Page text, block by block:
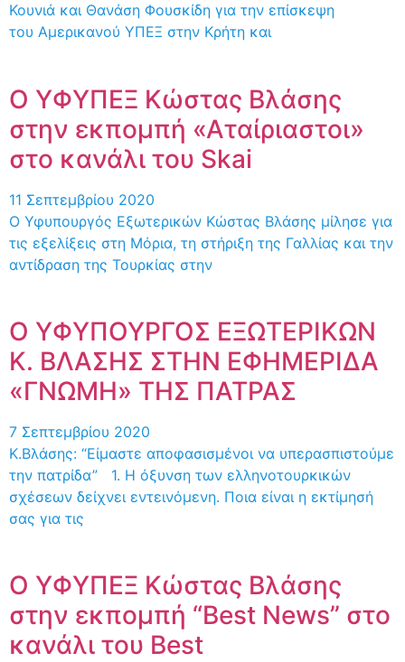
Κουνιά και Θανάση Φουσκίδη για την επίσκεψη
του Αμερικανού ΥΠΕΞ στην Κρήτη και
Ο ΥΦΥΠΕΞ Κώστας Βλάσης
στην εκπομπή «Αταίριαστοι»
στο κανάλι του Skai
11 Σεπτεμβρίου 2020
Ο Υφυπουργός Εξωτερικών Κώστας Βλάσης μίλησε για
τις εξελίξεις στη Μόρια, τη στήριξη της Γαλλίας και την
αντίδραση της Τουρκίας στην
Ο ΥΦΥΠΟΥΡΓΟΣ ΕΞΩΤΕΡΙΚΩΝ
Κ. ΒΛΑΣΗΣ ΣΤΗΝ ΕΦΗΜΕΡΙΔΑ
«ΓΝΩΜΗ» ΤΗΣ ΠΑΤΡΑΣ
7 Σεπτεμβρίου 2020
Κ.Βλάσης: “Είμαστε αποφασισμένοι να υπερασπιστούμε
την πατρίδα” 1. Η όξυνση των ελληνοτουρκικών
σχέσεων δείχνει εντεινόμενη. Ποια είναι η εκτίμησή
σας για τις
Ο ΥΦΥΠΕΞ Κώστας Βλάσης
στην εκπομπή “Best News” στο
κανάλι του Best